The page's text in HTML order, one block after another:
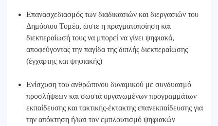
Επανασχεδιασμός των διαδικασιών και διεργασιών του
Δημόσιου Τομέα, ώστε η πραγματοποίηση και
διεκπεραίωσή τους να μπορεί να γίνει ψηφιακά,
αποφεύγοντας την παγίδα της διπλής διεκπεραίωσης
(έγχαρτης και ψηφιακής)
Ενίσχυση του ανθρώπινου δυναμικού με συνδυασμό
προσλήψεων και σωστά οργανωμένων προγραμμάτων
εκπαίδευσης και τακτικής-έκτακτης επανεκπαίδευσης για
την απόκτηση ή/και τον εμπλουτισμό ψηφιακών